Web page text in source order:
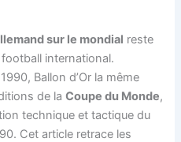
sur le mondial reste
international.
Ballon d’Or la même
de laCoupe du Monde,
technique et tactique du
Cet article retrace les